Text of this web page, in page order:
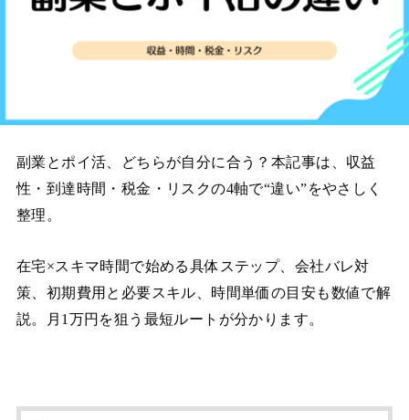
副業とポイ活、どちらが自分に合う？本記事は、収益
性・到達時間・税金・リスクの4軸で“違い”をやさしく
整理。
在宅×スキマ時間で始める具体ステップ、会社バレ対
策、初期費用と必要スキル、時間単価の目安も数値で解
説。月1万円を狙う最短ルートが分かります。